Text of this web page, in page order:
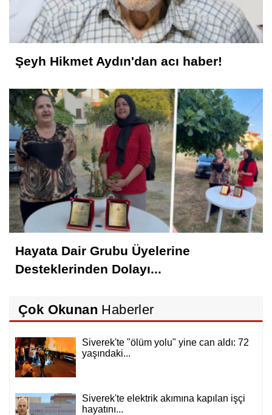
Şeyh Hikmet Aydın'dan acı haber!
Hayata Dair Grubu Üyelerine
Desteklerinden Dolayı...
Çok Okunan Haberler
Siverek'te "ölüm yolu" yine can aldı: 72
yaşındaki...
Siverek'te elektrik akımına kapılan işçi
hayatını...